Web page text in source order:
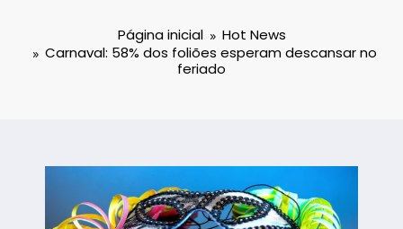
Página inicial
Hot News
Carnaval: 58% dos foliões esperam descansar no
feriado